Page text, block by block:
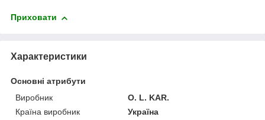
Приховати
Характеристики
Основні атрибути
Виробник
O. L. KAR.
Країна виробник
Україна